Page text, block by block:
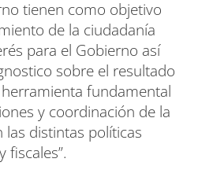
tienen como objetivo
de la ciudadanía
para el Gobierno así
sobre el resultado
fundamental
y coordinación de la
distintas políticas
fiscales”.